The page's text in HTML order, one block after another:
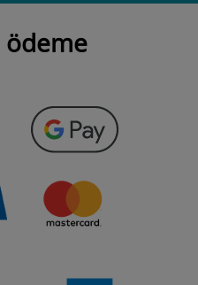
ödeme